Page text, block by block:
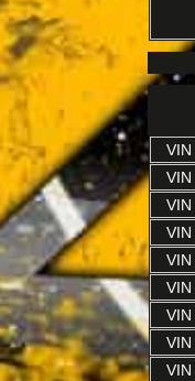
VIN
VIN
VIN
VIN
VIN
VIN
VIN
VIN
VIN